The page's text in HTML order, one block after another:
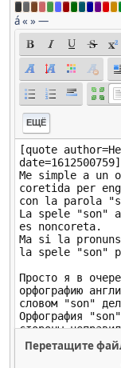
á« »—
ЕЩЁ
Перетащите